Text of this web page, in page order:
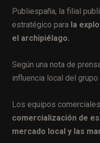
Publiespaña, la filial
estratégico para la
el archipiélago.
Según una nota de
influencia local del
Los equipos
comercialización de
mercado local y las